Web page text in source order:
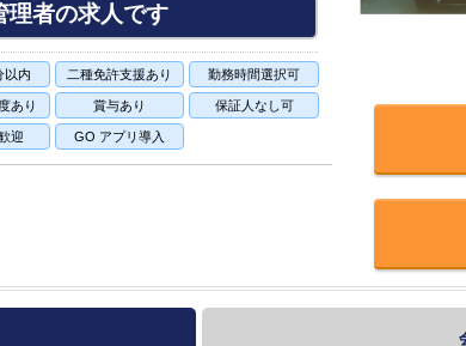
者の求人です
以内 二種免許支援あり 勤務時間選択可
あり 賞与あり 保証人なし可
迎 GO アプリ導入